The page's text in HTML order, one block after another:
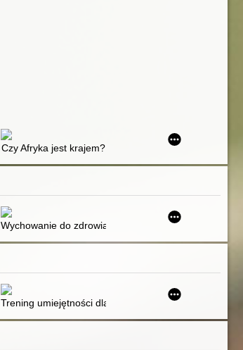
na tle powszechnymturystyki : przykłady z Nigru i Sierra Leone
Czy Afryka jest krajem?
dla bibliotek szkolnych
Wychowanie do zdrowia
i młodzieży : przewodnik dla terapeutów
Trening umiejętności dla dzieci z zachowaniami